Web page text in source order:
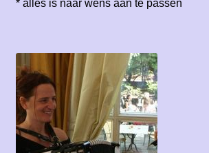
* alles is naar wens aan te passen